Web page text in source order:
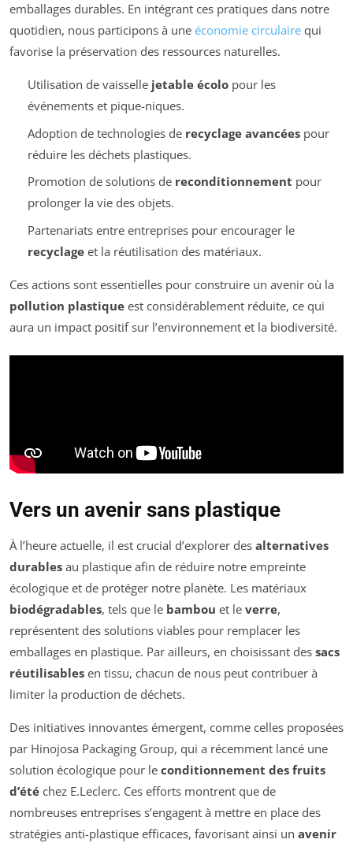
emballages durables. En intégrant ces pratiques dans notre
quotidien, nous participons à une économie circulaire qui
favorise la préservation des ressources naturelles.
Utilisation de vaisselle jetable écolopour les
événements et pique-niques.
Adoption de technologies de recyclage avancéespour
réduire les déchets plastiques.
Promotion de solutions de reconditionnement pour
prolonger la vie des objets.
Partenariats entre entreprises pour encourager le
recyclageet la réutilisation des matériaux.
Ces actions sont essentielles pour construire un avenir où la
pollution plastique est considérablement réduite, ce qui
aura un impact positif sur l’environnement et la biodiversité.
Vers un avenir sans plastique
À l’heure actuelle, il est crucial d’explorer des alternatives
durables au plastique afin de réduire notre empreinte
écologique et de protéger notre planète. Les matériaux
biodégradables, tels que le bambou et le verre,
représentent des solutions viables pour remplacer les
emballages en plastique. Par ailleurs, en choisissant des sacs
réutilisables en tissu, chacun de nous peut contribuer à
limiter la production de déchets.
Des initiatives innovantes émergent, comme celles proposées
par Hinojosa Packaging Group, qui a récemment lancé une
solution écologique pour le conditionnement des fruits
d’été chez E.Leclerc. Ces efforts montrent que de
nombreuses entreprises s’engagent à mettre en place des
stratégies anti-plastique efficaces, favorisant ainsi un avenir